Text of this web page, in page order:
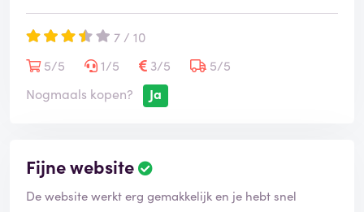
7 / 10
5/5
1/5 3/5
5/5
Nogmaals kopen?
Ja
Fijne website
B
o
De website werkt erg gemakkelijk en je hebt snel